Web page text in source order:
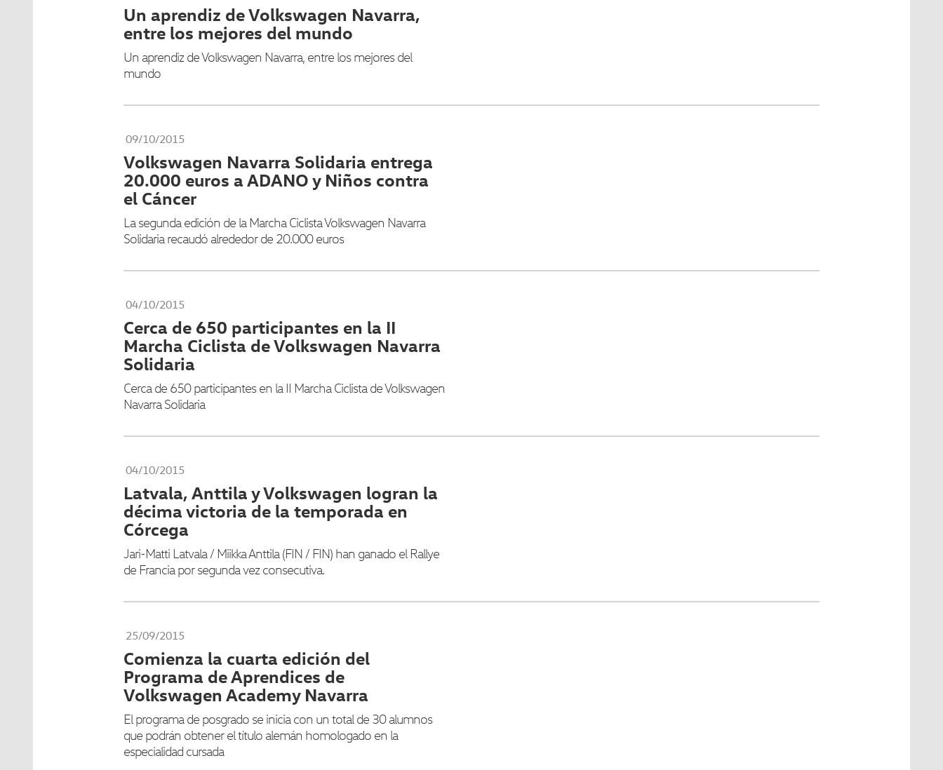
Un aprendiz de Volkswagen Navarra,
entre los mejores del mundo
Un aprendiz de Volkswagen Navarra, entre los mejores del
mundo
09/10/2015
Volkswagen Navarra Solidaria entrega
20.000 euros a ADANO y Niños contra
el Cáncer
La segunda edición de la Marcha Ciclista Volkswagen Navarra
Solidaria recaudó alrededor de 20.000 euros
04/10/2015
Cerca de 650 participantes en la II
Marcha Ciclista de Volkswagen Navarra
Solidaria
Cerca de 650 participantes en la II Marcha Ciclista de Volkswagen
Navarra Solidaria
04/10/2015
Latvala, Anttila y Volkswagen logran la
décima victoria de la temporada en
Córcega
Jari-Matti Latvala / Miikka Anttila (FIN / FIN) han ganado el Rallye
de Francia por segunda vez consecutiva.
25/09/2015
Comienza la cuarta edición del
Programa de Aprendices de
Volkswagen Academy Navarra
El programa de posgrado se inicia con un total de 30 alumnos
que podrán obtener el título alemán homologado en la
especialidad cursada